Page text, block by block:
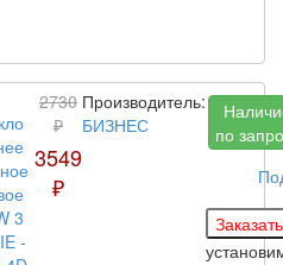
2730
₽
3549
₽
Производитель:
БИЗНЕС
по